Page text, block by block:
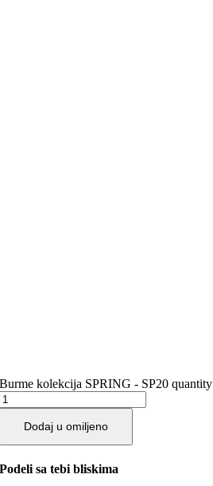
Burme kolekcija SPRING - SP20 quantity
Dodaj u omiljeno
Podeli sa tebi bliskima